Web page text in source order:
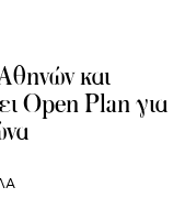
και
Open Plan για